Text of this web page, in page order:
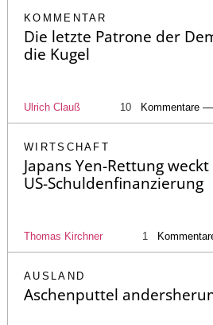
KOMMENTAR
Die letzte Patrone der
die Kugel
Ulrich Clauß 10 Kommentare
WIRTSCHAFT
Japans Yen-Rettung
US-Schuldenfinanzierung
Thomas Kirchner 1
AUSLAND
Aschenputtel